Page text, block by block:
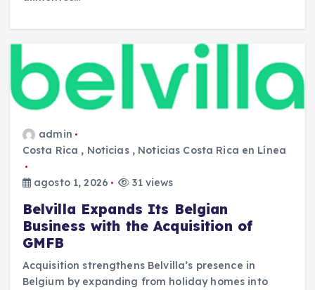
admin
Costa Rica , Noticias, Noticias Costa Rica en Línea
agosto 1, 2026 31 views
Belvilla Expands Its Belgian
Business with the Acquisition of
GMFB
Acquisition strengthens Belvilla’s presence in
Belgium by expanding from holiday homes into